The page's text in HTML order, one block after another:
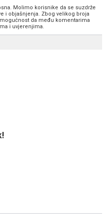
Molimo korisnike da se suzdrže
i objašnjenja. Zbog velikog broja
da među komentarima
i uvjerenjima.